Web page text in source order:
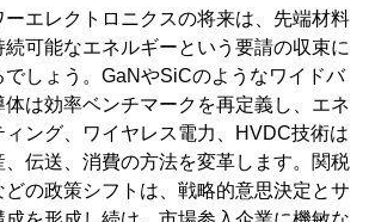
エレクトロニクスの将来は、先端材料
続可能なエネルギーという要請の収束に
でしょう。GaNやSiCのようなワイドバ
体は効率ベンチマークを再定義し、エネ
ィング、ワイヤレス電力、HVDC技術は
、伝送、消費の方法を変革します。関税
の政策シフトは、戦略的意思決定とサ